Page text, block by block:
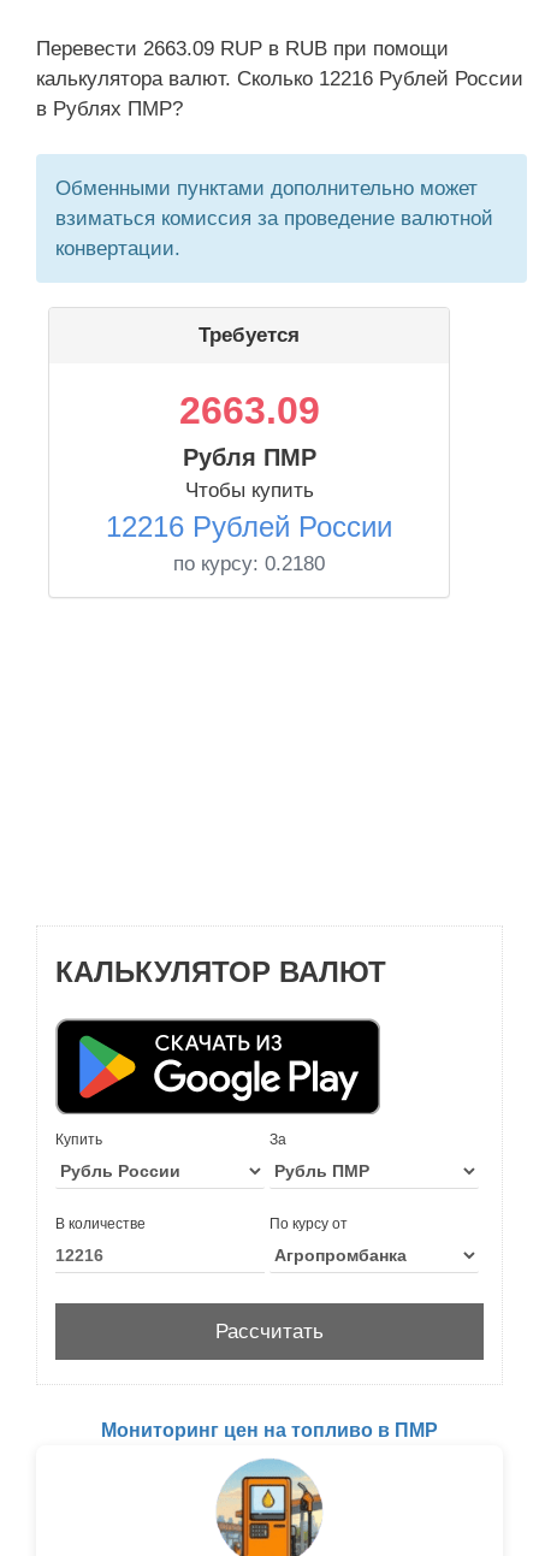
Перевести 2663.09 RUP в RUB при помощи
калькулятора валют. Сколько 12216 Рублей России
в Рублях ПМР?
Обменными пунктами дополнительно может
взиматься комиссия за проведение валютной
конвертации.
Требуется
2663.09
Рубля ПМР
Чтобы купить
12216 Рублей России
по курсу: 0.2180
КАЛЬКУЛЯТОР ВАЛЮТ
Купить За
В количестве По курсу от
Мониторинг цен на топливо в ПМР